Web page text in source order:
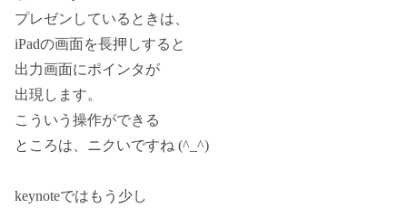
プレゼンしているときは、
iPadの画面を長押しすると
出力画面にポインタが
出現します。
こういう操作ができる
ところは、ニクいですね (^_^)
keynoteではもう少し